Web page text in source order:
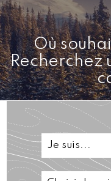
Où
Recherchez